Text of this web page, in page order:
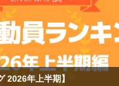
2026年上半期】